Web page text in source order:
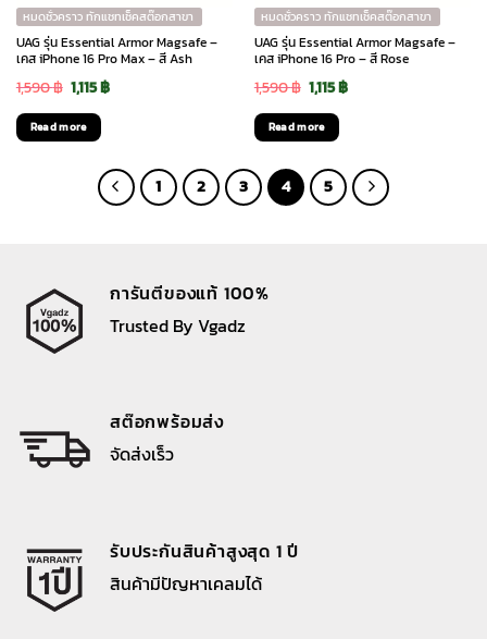
หมดชั่วคราว ทักแชทเช็คสต๊อกสาขา
UAG รุ่น Essential Armor Magsafe –
เคส iPhone 16 Pro Max – สี Ash
1,590฿ Original
price
was:
1,590 ฿.
1,115฿Current
1,115 ฿.
Read more
หมดชั่วคราว ทักแชทเช็คสต๊อกสาขา
UAG รุ่น Essential Armor Magsafe –
เคส iPhone 16 Pro – สี Rose
1,590฿ Original
price
was:
1,590 ฿.
1,115฿Current
1,115 ฿.
Read more
1 2 3 4 5
การันตีของแท้ 100%
Trusted By Vgadz
สต๊อกพร้อมส่ง
จัดส่งเร็ว
รับประกันสินค้าสูงสุด 1 ปี
สินค้ามีปัญหาเคลมได้